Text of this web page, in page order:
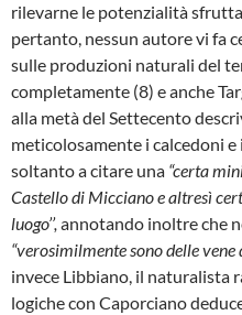
rilevar­ne le potenzialità
pertanto, nessun autore vi fa
sulle produzioni natu­rali del
com­pletamente (8) e anche
alla metà del Settecento
meticolosamente i calce­doni
soltanto a citare una “certa
Castello di Micciano e altresì
luogo’’, an­notando inoltre che
“verosimilmente sono delle vene
invece Libbiano, il naturalista
logiche con Caporciano